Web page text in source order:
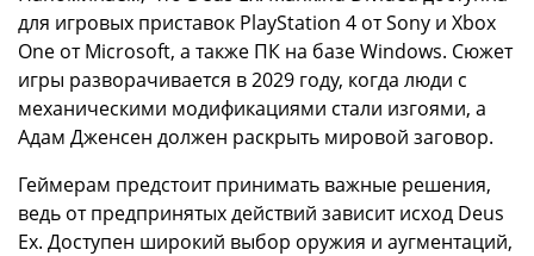
для игровых приставок PlayStation 4 от Sony и Xbox
One от Microsoft, а также ПК на базе Windows. Сюжет
игры разворачивается в 2029 году, когда люди с
механическими модификациями стали изгоями, а
Адам Дженсен должен раскрыть мировой заговор.
Геймерам предстоит принимать важные решения,
ведь от предпринятых действий зависит исход Deus
Ex. Доступен широкий выбор оружия и аугментаций,